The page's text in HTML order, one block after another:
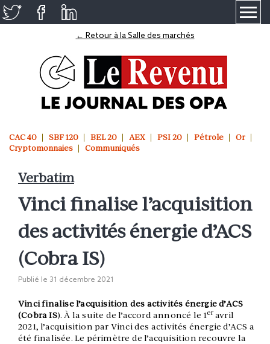
← Retour à la Salle des marchés
CAC 40 SBF 120 BEL 20 AEX PSI 20 Pétrole
Or
Cryptomonnaies
Communiqués
Verbatim
Vinci finalise l’acquisition
des activités énergie d’ACS
(Cobra IS)
Publié le 31 décembre 2021
Vinci finalise l’acquisition des activités énergie d’ACS
(Cobra IS). À la suite de l’accord annoncé le 1eravril
2021, l’acquisition par Vinci des activités énergie d’ACS a
été finalisée. Le périmètre de l’acquisition recouvre la